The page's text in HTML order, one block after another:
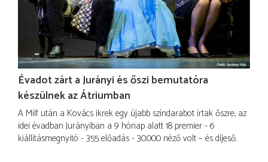
Évadot zárt a Jurányi és őszi bemutatóra
készülnek az Átriumban
A Milf után a Kovács ikrek egy újabb színdarabot írtak őszre, az
idei évadban Jurányiban a 9 hónap alatt 18 premier - 6
kiállításmegnyitó - 355 előadás - 30.000 néző volt – és díjeső.